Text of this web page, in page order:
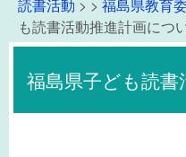
読書活動 > > 福島県教育
も読書活動推進計画につ
福島県子ども読